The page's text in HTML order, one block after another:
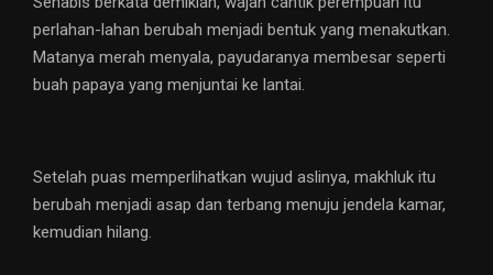
perlahan-lahan berubah menjadi bentuk yang menakutkan.
Matanya merah menyala, payudaranya membesar seperti
buah papaya yang menjuntai ke lantai.
Setelah puas memperlihatkan wujud aslinya, makhluk itu
berubah menjadi asap dan terbang menuju jendela kamar,
kemudian hilang.